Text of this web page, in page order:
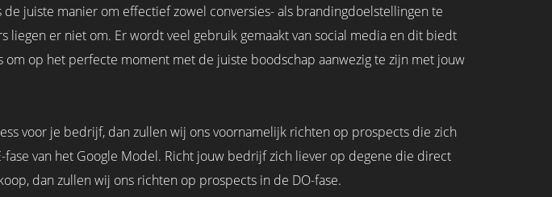
de juiste manier om effectief zowel conversies- als brandingdoelstellingen te
liegen er niet om. Er wordt veel gebruik gemaakt van social media en dit biedt
om op het perfecte moment met de juiste boodschap aanwezig te zijn met jouw
voor je bedrijf, dan zullen wij ons voornamelijk richten op prospects die zich
fase van het Google Model. Richt jouw bedrijf zich liever op degene die direct
dan zullen wij ons richten op prospects in de DO-fase.